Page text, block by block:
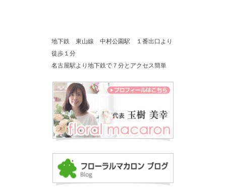
地下鉄 東山線 中村公園駅 １番出口より
徒歩１分
名古屋駅より地下鉄で７分とアクセス簡単